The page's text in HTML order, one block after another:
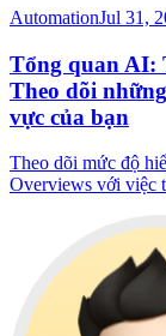
AutomationJul 31,
Tổng quan AI:
Theo dõi
vực của bạn
Theo dõi mức độ
Overviews với việc